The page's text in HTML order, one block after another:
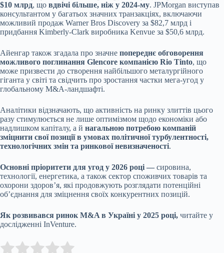
$10 млрд, що вдвічі більше, ніж у 2024-му. JPMorgan виступав
консультантом у багатьох значних транзакціях, включаючи
можливий продаж Warner Bros Discovery за $82,7 млрд і
придбання Kimberly-Clark виробника Kenvue за $50,6 млрд.
Айенгар також згадала про значне попереднє обговорення
можливого поглинання Glencore компанією Rio Tinto, що
може призвести до створення найбільшого металургійного
гіганта у світі та свідчить про зростання частки мегa-угод у
глобальному M&A-ландшафті.
Аналітики відзначають, що активність на ринку злиттів цього
разу стимулюється не лише оптимізмом щодо економіки або
надлишком капіталу, а й нагальною потребою компаній
зміцнити свої позиції в умовах політичної турбулентності,
технологічних змін та ринкової невизначеності.
Основні пріоритети для угод у 2026 році — сировина,
технології, енергетика, а також сектор споживчих товарів та
охорони здоров’я, які продовжують розглядати потенційні
об’єднання для зміцнення своїх конкурентних позицій.
Як розвивався ринок M&A в Україні у 2025 році, читайте у
дослідженні InVenture.
Rate this item: